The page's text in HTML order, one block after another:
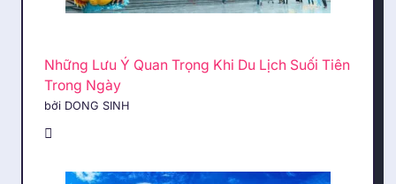
Những Lưu Ý Quan Trọng Khi Du Lịch Suối Tiên
Trong Ngày
bởi DONG SINH